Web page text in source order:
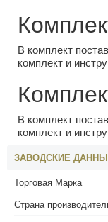
В комплект
комплект и
В комплект
комплект и
ЗАВОДСКИЕ
Торговая Марка
Страна